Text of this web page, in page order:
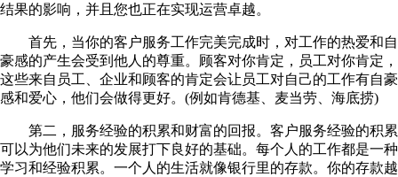
结果的影响，并且您也正在实现运营卓越。
首先，当你的客户服务工作完美完成时，对工作的热爱和自
豪感的产生会受到他人的尊重。顾客对你肯定，员工对你肯定，
这些来自员工、企业和顾客的肯定会让员工对自己的工作有自豪
感和爱心，他们会做得更好。(例如肯德基、麦当劳、海底捞)
第二，服务经验的积累和财富的回报。客户服务经验的积累
可以为他们未来的发展打下良好的基础。每个人的工作都是一种
学习和经验积累。一个人的生活就像银行里的存款。你的存款越